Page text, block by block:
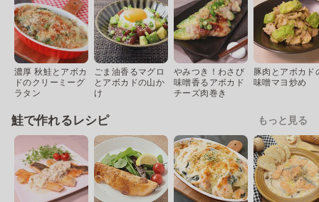
濃厚 秋鮭とアボカ
ドのクリーミーグ
ラタン
ごま油香るマグロ
とアボカドの山か
け
やみつき！わさび
味噌香るアボカド
チーズ肉巻き
豚肉とアボカド
味噌マヨ炒め
鮭で作れるレシピ もっと見る